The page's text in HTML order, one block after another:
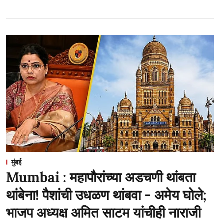
मुंबई
Mumbai : महापौरांच्या अडचणी थांबता
थांबेना! पैशांची उधळण थांबवा - अमेय घोले;
भाजप अध्यक्ष अमित साटम यांचीही नाराजी